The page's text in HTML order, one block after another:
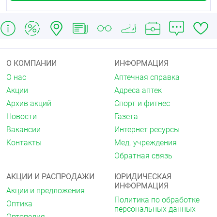
Передозировка
Случаи передозировки не описаны.
Взаимодействие с другими
лекарственными средствами
Не выявлено.
Влияние на способность управлять
транспортными средствами, механизмами
Препарат не влияет на способность управлять
транспортными средствами и заниматься другими
потенциально опасными видами деятельности,
требующими повышенной концентрации внимания
и быстроты психомоторных реакций.
Форма выпуска
Масло, для приёма внутрь, местного и наружного
применения.
Масло, для приёма внутрь, местного и наружного
О КОМПАНИИ
О нас
Акции
Архив акций
Новости
Вакансии
Контакты
ИНФОРМАЦИЯ
Аптечная справка
Адреса аптек
Спорт и фитнес
Газета
Интернет ресурсы
Мед. учреждения
Обратная связь
АКЦИИ И РАСПРОДАЖИ
Акции и предложения
Оптика
ЮРИДИЧЕСКАЯ
ИНФОРМАЦИЯ
Политика по обработке
персональных данных